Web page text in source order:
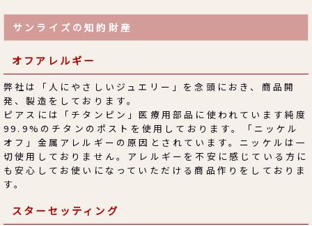
サンライズの知的財産
オフアレルギー
弊社は「人にやさしいジュエリー」を念頭におき、商品開
発、製造をしております。
ピアスには「チタンピン」医療用部品に使われています純度
99.9%のチタンのポストを使用しております。「ニッケル
オフ」金属アレルギーの原因とされています。ニッケルは一
切使用しておりません。アレルギーを不安に感じている方に
も安心してお使いになっていただける商品作りをしておりま
す。
スターセッティング